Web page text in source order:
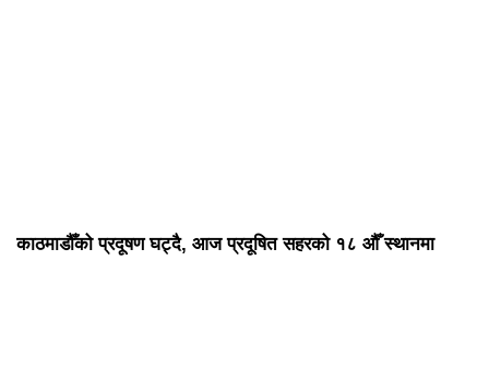
काठमाडौँको प्रदूषण घट्दै, आज प्रदूषित सहरको १८ औँ स्थानमा